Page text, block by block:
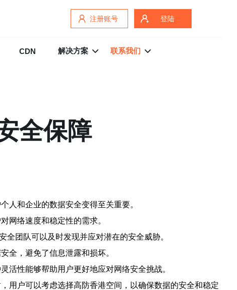
注册账号 登陆
CDN 解决方案 联系我们
全保障
人和企业的数据安全变得至关重要。
网络速度和稳定性的需求。
团队可以及时发现并应对潜在的安全威胁。
全，避免了信息泄露和损坏。
活性能够帮助用户更好地应对网络安全挑战。
用户可以考虑选择高防香港空间，以确保数据的安全和稳定